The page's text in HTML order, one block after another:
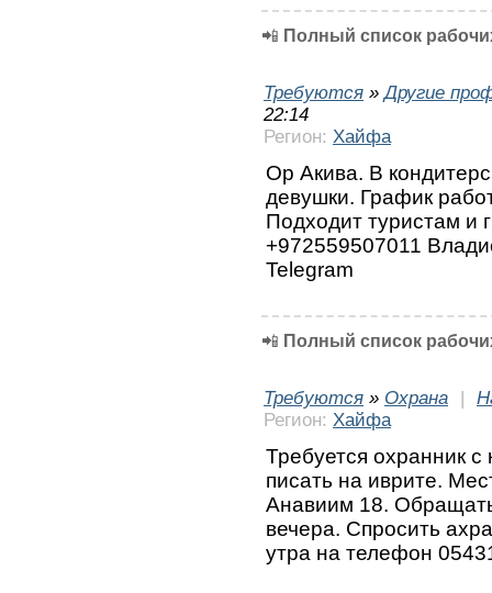
📲 Полный список
Требуются »Другие
22:14
Регион: Хайфа
Ор Акива. В
девушки. График
Подходит туристам и
+972559507011
Telegram
📲 Полный список
Требуются » Охрана |
Регион: Хайфа
Требуется охранник
писать на иврите.
Анавиим 18.
вечера. Спросить
утра на телефон